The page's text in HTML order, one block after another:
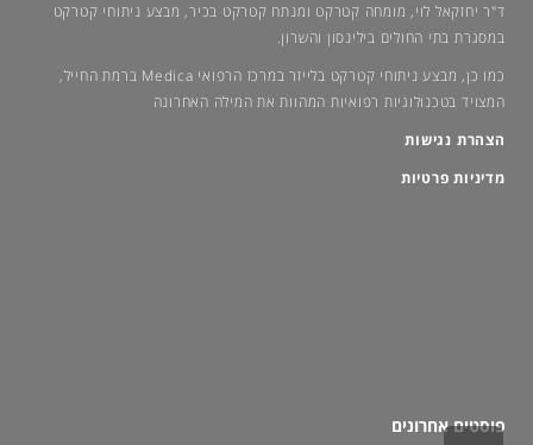
ד"ר יחזקאל לוי, מומחה קטרקט ומנתח קטרקט בכיר, מבצע ניתוחי קטרקט
במסגרת בתי החולים בילינסון והשרון.
כמו כן, מבצע ניתוחי קטרקט בלייזר במרכז הרפואי Medica ברמת החייל,
המצויד בטכנולוגיות רפואיות המהוות את המילה האחרונה
הצהרת נגישות
מדיניות פרטיות
פוסטים אחרונים